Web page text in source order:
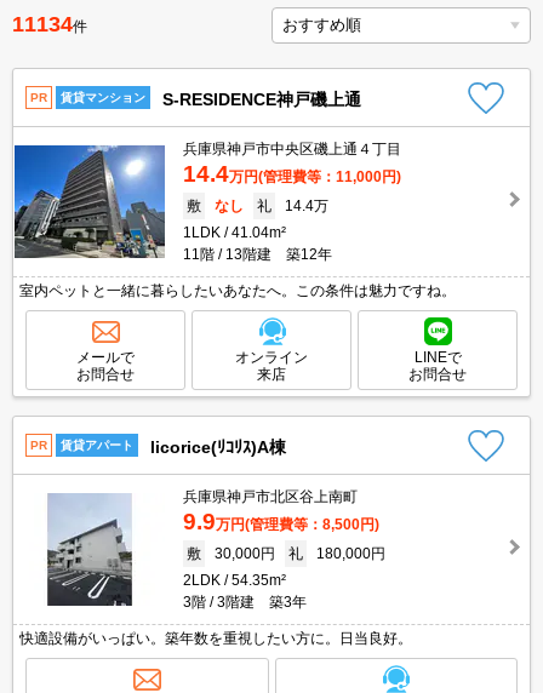
11134件
PR 賃貸マンション S-RESIDENCE神戸磯上通
兵庫県神戸市中央区磯上通４丁目
14.4万円(管理費等：11,000円)
敷
なし 礼
14.4万
1LDK
41.04m²
11階
13階建 築12年
室内ペットと一緒に暮らしたいあなたへ。この条件は魅力ですね。
メールで
お問合せ
オンライン
来店
LINEで
お問合せ
PR 賃貸アパート licorice(ﾘｺﾘｽ)A棟
兵庫県神戸市北区谷上南町
9.9万円(管理費等：8,500円)
敷
30,000円 礼
180,000円
2LDK
54.35m²
3階
3階建 築3年
快適設備がいっぱい。築年数を重視したい方に。日当良好。